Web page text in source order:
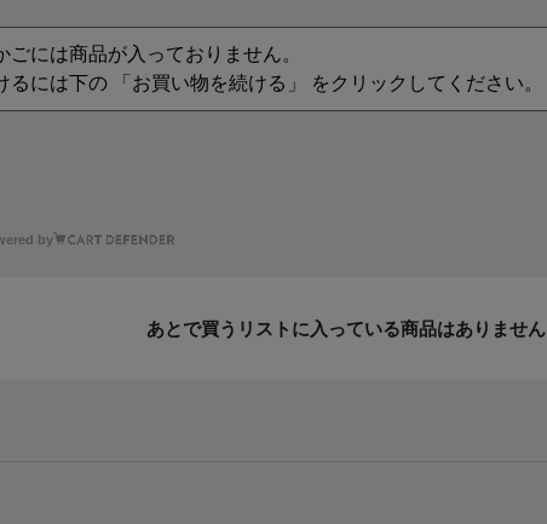
ごには商品が入っておりません。
るには下の 「お買い物を続ける」 をクリックしてください。
by
あとで買うリストに入っている商品はありません